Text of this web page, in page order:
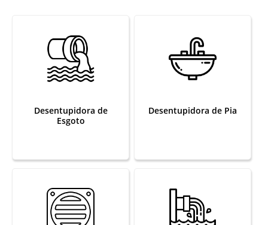
Desentupidora de
Esgoto
Desentupidora de Pia